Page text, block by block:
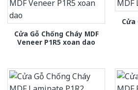
Cửa Gỗ Chống Cháy MDF
Veneer P1R5 xoan dao
Cửa